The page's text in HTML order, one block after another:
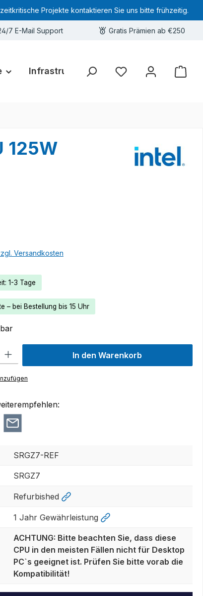
Projekte kontaktieren Sie uns bitte frühzeitig.
7 E-Mail Support Gratis Prämien ab €250
Infrastruktur Hardware-Deals
Sie haben 0 Produkte
125W
Versandkosten
1-3 Tage
– bei Bestellung bis 15 Uhr
gewünschten Wert ein oder benutze die Schaltflächen um die
In den Warenkorb
SRGZ7-REF
SRGZ7
Refurbished
1 Jahr Gewährleistung
ACHTUNG: Bitte beachten Sie, dass diese
CPU in den meisten Fällen nicht für Desktop
PC`s geeignet ist. Prüfen Sie bitte vorab die
Kompatibilität!